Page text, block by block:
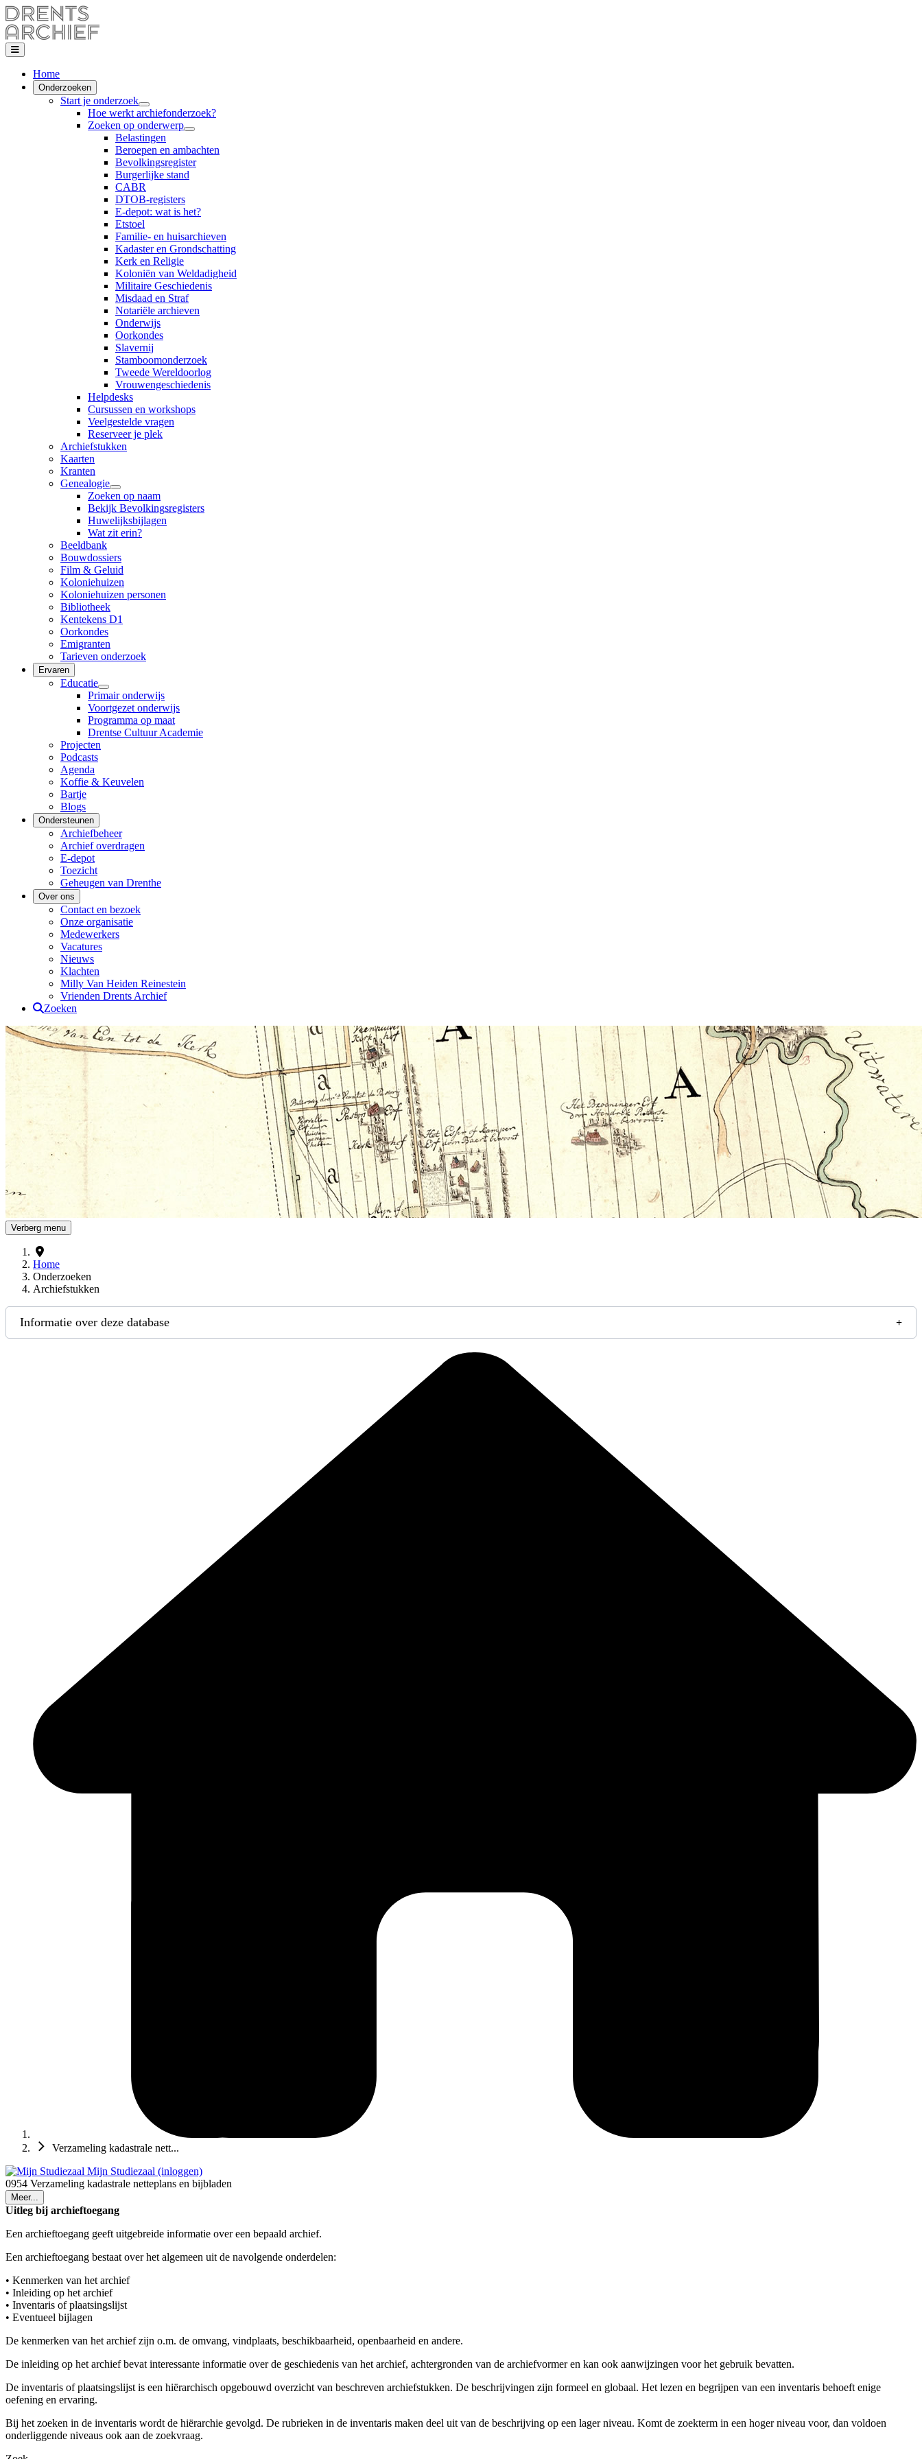
Home
Onderzoeken
Start je onderzoek
Hoe werkt archiefonderzoek?
Zoeken op onderwerp
Belastingen
Beroepen en ambachten
Bevolkingsregister
Burgerlijke stand
CABR
DTOB-registers
E-depot: wat is het?
Etstoel
Familie- en huisarchieven
Kadaster en Grondschatting
Kerk en Religie
Koloniën van Weldadigheid
Militaire Geschiedenis
Misdaad en Straf
Notariële archieven
Onderwijs
Oorkondes
Slavernij
Stamboomonderzoek
Tweede Wereldoorlog
Vrouwengeschiedenis
Helpdesks
Cursussen en workshops
Veelgestelde vragen
Reserveer je plek
Archiefstukken
Kaarten
Kranten
Genealogie
Zoeken op naam
Bekijk Bevolkingsregisters
Huwelijksbijlagen
Wat zit erin?
Beeldbank
Bouwdossiers
Film & Geluid
Koloniehuizen
Koloniehuizen personen
Bibliotheek
Kentekens D1
Oorkondes
Emigranten
Tarieven onderzoek
Ervaren
Educatie
Primair onderwijs
Voortgezet onderwijs
Programma op maat
Drentse Cultuur Academie
Projecten
Podcasts
Agenda
Koffie & Keuvelen
Bartje
Blogs
Ondersteunen
Archiefbeheer
Archief overdragen
E-depot
Toezicht
Geheugen van Drenthe
Over ons
Contact en bezoek
Onze organisatie
Medewerkers
Vacatures
Nieuws
Klachten
Milly Van Heiden Reinestein
Vrienden Drents Archief
Zoeken
Drents Archief
Verberg menu
Home
Onderzoeken
Archiefstukken
Informatie over deze database
Verzameling kadastrale nett...
Mijn Studiezaal (inloggen)
0954 Verzameling kadastrale netteplans en bijbladen
Meer...
Uitleg bij archieftoegang
Een archieftoegang geeft uitgebreide informatie over een bepaald archief.
Een archieftoegang bestaat over het algemeen uit de navolgende onderdelen:
• Kenmerken van het archief
• Inleiding op het archief
• Inventaris of plaatsingslijst
• Eventueel bijlagen
De kenmerken van het archief zijn o.m. de omvang, vindplaats, beschikbaarheid, openbaarheid en andere.
De inleiding op het archief bevat interessante informatie over de geschiedenis van het archief, achtergronden van de archiefvormer en kan ook aanwijzingen voor het gebruik bevatten.
De inventaris of plaatsingslijst is een hiërarchisch opgebouwd overzicht van beschreven archiefstukken. De beschrijvingen zijn formeel en globaal. Het lezen en begrijpen van een inventaris behoeft enige
oefening en ervaring.
Bij het zoeken in de inventaris wordt de hiërarchie gevolgd. De rubrieken in de inventaris maken deel uit van de beschrijving op een lager niveau. Komt de zoekterm in een hoger niveau voor, dan voldoen
onderliggende niveaus ook aan de zoekvraag.